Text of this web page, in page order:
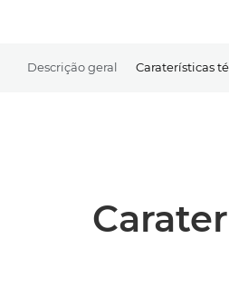
Descrição geral Caraterísticas